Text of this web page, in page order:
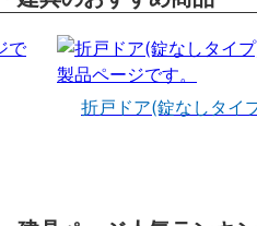
折戸ドア(錠なしタイ